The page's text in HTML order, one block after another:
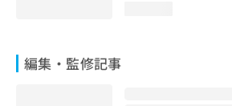
編集・監修記事